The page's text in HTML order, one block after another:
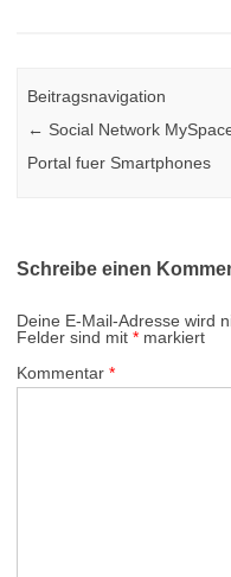
Beitragsnavigation
← Social Network
Portal fuer Smartphones
Schreibe einen
Deine E-Mail-Adresse wird
Felder sind mit * markiert
Kommentar *